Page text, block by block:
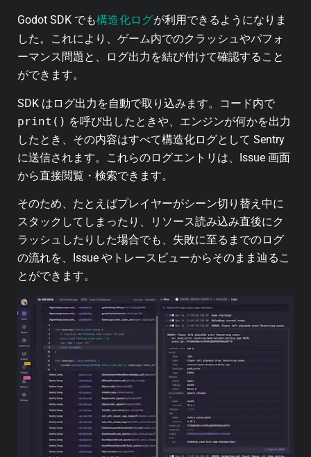
Godot SDK でも構造化ログが利用できるようになりま
した。これにより、ゲーム内でのクラッシュやパフォ
ーマンス問題と、ログ出力を結び付けて確認すること
ができます。
SDK はログ出力を自動で取り込みます。コード内で
print() を呼び出したときや、エンジンが何かを出力
したとき、その内容はすべて構造化ログとして Sentry
に送信されます。これらのログエントリは、Issue 画面
から直接閲覧・検索できます。
そのため、たとえばプレイヤーがシーン切り替え中に
スタックしてしまったり、リソース読み込み直後にク
ラッシュしたりした場合でも、失敗に至るまでのログ
の流れを、Issue やトレースビューからそのまま辿るこ
とができます。